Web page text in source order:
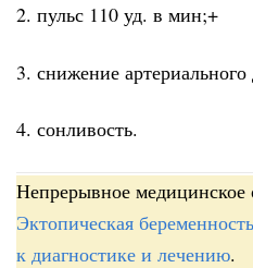
2. пульс 110 уд. в мин;+
3. снижение артериального
4. сонливость.
Непрерывное медицинское
Эктопическая
к диагностике и лечению.